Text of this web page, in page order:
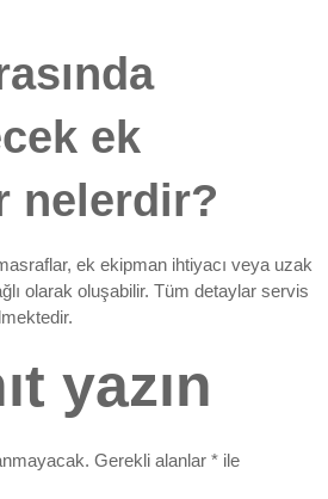
ek
nelerdir?
ek ekipman ihtiyacı veya uzak
olarak oluşabilir. Tüm detaylar servis
yazın
Gerekli alanlar * ile